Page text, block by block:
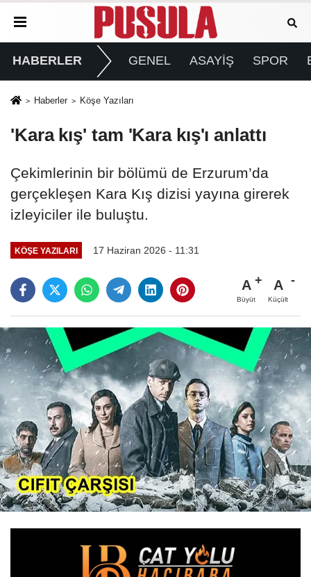
HABERLER GENEL ASAYİŞ SPOR
Haberler Köşe Yazıları
'Kara kış' tam 'Kara kış'ı anlattı
Çekimlerinin bir bölümü de Erzurum’da
gerçekleşen Kara Kış dizisi yayına girerek
izleyiciler ile buluştu.
KÖŞE YAZILARI 17 Haziran 2026 - 11:31
A
Büyüt
A
Küçült